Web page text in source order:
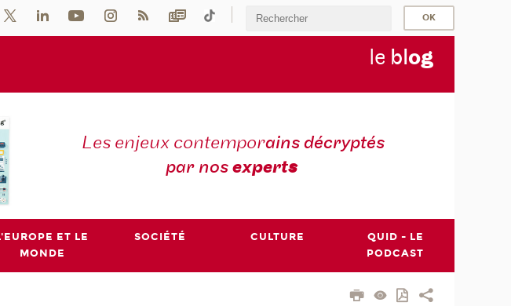
le blog
Les enjeux contemporains décryptés
par nosexperts
ET LE
MONDE
SOCIÉTÉ CULTURE
QUID - LE
PODCAST